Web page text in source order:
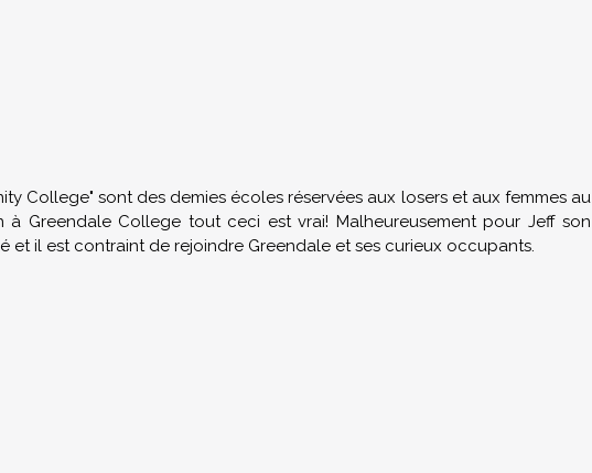
College" sont des demies écoles réservées aux losers et aux femmes au
à Greendale College tout ceci est vrai! Malheureusement pour Jeff son
et il est contraint de rejoindre Greendale et ses curieux occupants.